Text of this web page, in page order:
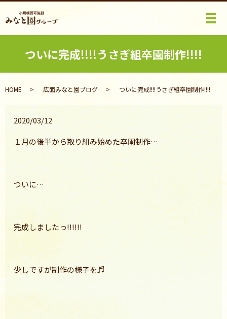
メ
ついに完成!!!!うさぎ組卒園制作!!!!
HOME 広面みなと園ブログ ついに完成!!!!うさぎ組卒園制作!!!!
2020/03/12
１月の後半から取り組み始めた卒園制作…
ついに…
完成しましたっ!!!!!!
少しですが制作の様子を♬